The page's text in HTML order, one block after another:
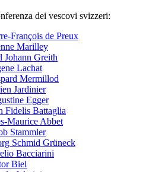
dei vescovi svizzeri:
François de Preux
Marilley
Johann Greith
Lachat
Mermillod
Jardinier
Egger
Fidelis Battaglia
Maurice Abbet
Stammler
Schmid Grüneck
Bacciarini
Biel